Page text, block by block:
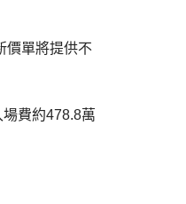
價單將提供不
費約478.8萬